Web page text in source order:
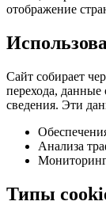
отображение
Сайт собирает
перехода,
сведения. Эти
Анализа
Типы